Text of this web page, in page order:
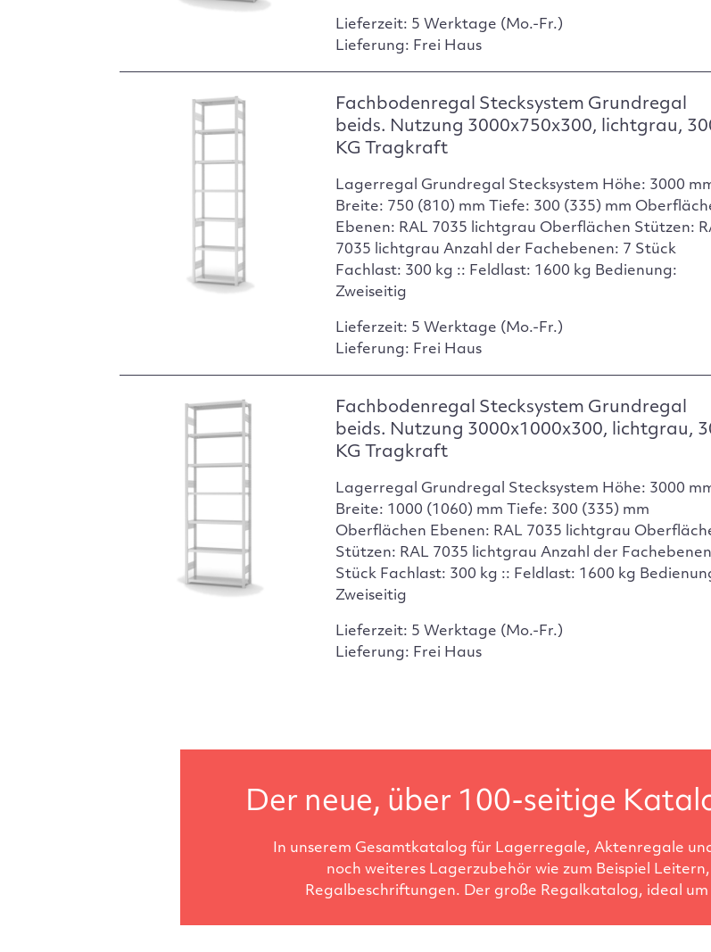
Lieferzeit: 5 Werktage (Mo.-Fr.)
Lieferung: Frei Haus
Fachbodenregal Stecksystem Grundregal
beids. Nutzung 3000x750x300, lichtgrau,
KG Tragkraft
Lagerregal Grundregal Stecksystem Höhe: 3000
Breite: 750 (810) mm Tiefe: 300 (335) mm
Ebenen: RAL 7035 lichtgrau Oberflächen Stützen:
7035 lichtgrau Anzahl der Fachebenen: 7 Stück
Fachlast: 300 kg :: Feldlast: 1600 kg Bedienung:
Zweiseitig
Lieferzeit: 5 Werktage (Mo.-Fr.)
Lieferung: Frei Haus
Fachbodenregal Stecksystem Grundregal
beids. Nutzung 3000x1000x300, lichtgrau,
KG Tragkraft
Lagerregal Grundregal Stecksystem Höhe: 3000
Breite: 1000 (1060) mm Tiefe: 300 (335) mm
Oberflächen Ebenen: RAL 7035 lichtgrau
Stützen: RAL 7035 lichtgrau Anzahl der
Stück Fachlast: 300 kg :: Feldlast: 1600 kg
Zweiseitig
Lieferzeit: 5 Werktage (Mo.-Fr.)
Lieferung: Frei Haus
Der neue, über 100-seitige
In unserem Gesamtkatalog für Lagerregale, Aktenregale
noch weiteres Lagerzubehör wie zum Beispiel
Regalbeschriftungen. Der große Regalkatalog, ideal